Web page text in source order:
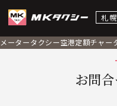
札幌
メータータクシー空港定額チャー
お問